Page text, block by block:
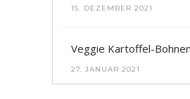
15. DEZEMBER 2021
Veggie Kartoffel-
27. JANUAR 2021